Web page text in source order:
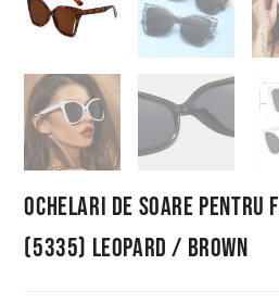
Ochelari de Soare pentru
(5335) Leopard / Brown